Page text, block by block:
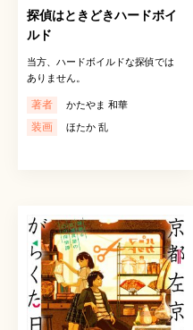
探偵はときどきハードボイ
ルド
当方、ハードボイルドな探偵では
ありません。
著者 かたやま 和華
装画 ほたか 乱